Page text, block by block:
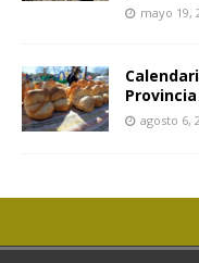
mayo 19,
agosto 6,